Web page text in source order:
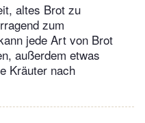
altes Brot zu
zum
jede Art von Brot
außerdem etwas
Kräuter nach